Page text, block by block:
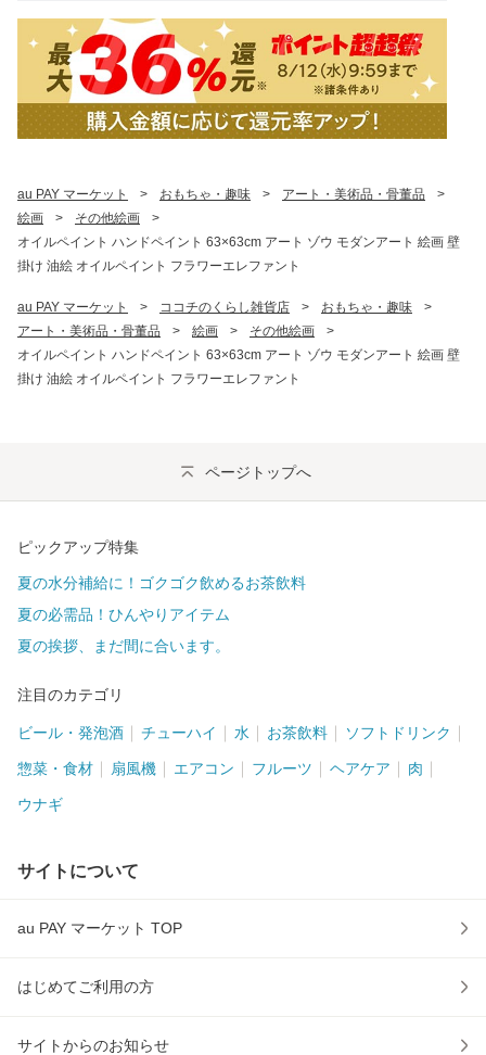
au PAY マーケット > おもちゃ・趣味 > アート・美術品・骨董品
>
絵画
> その他絵画
>
オイルペイント ハンドペイント 63×63cm アート ゾウ モダンアート 絵画 壁
掛け 油絵 オイルペイント フラワーエレファント
au PAY マーケット > ココチのくらし雑貨店 > おもちゃ・趣味
>
アート・美術品・骨董品
> 絵画 > その他絵画
>
オイルペイント ハンドペイント 63×63cm アート ゾウ モダンアート 絵画 壁
掛け 油絵 オイルペイント フラワーエレファント
ページトップへ
ピックアップ特集
夏の水分補給に！ゴクゴク飲めるお茶飲料
夏の必需品！ひんやりアイテム
夏の挨拶、まだ間に合います。
注目のカテゴリ
ビール・発泡酒 チューハイ 水 お茶飲料 ソフトドリンク
惣菜・食材 扇風機 エアコン フルーツ ヘアケア 肉
ウナギ
サイトについて
au PAY マーケット TOP
はじめてご利用の方
サイトからのお知らせ